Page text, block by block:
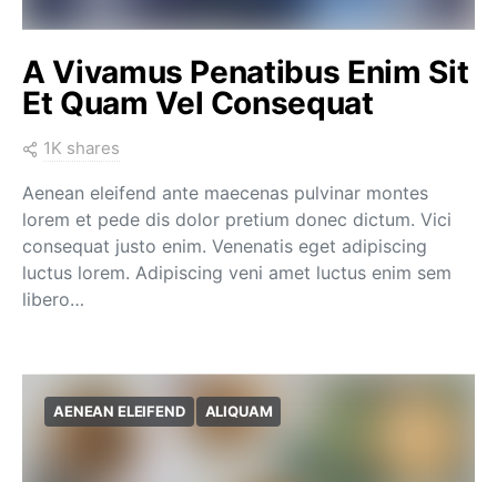
A Vivamus Penatibus Enim Sit
Et Quam Vel Consequat
1K shares
Aenean eleifend ante maecenas pulvinar montes
lorem et pede dis dolor pretium donec dictum. Vici
consequat justo enim. Venenatis eget adipiscing
luctus lorem. Adipiscing veni amet luctus enim sem
libero…
AENEAN ELEIFEND ALIQUAM